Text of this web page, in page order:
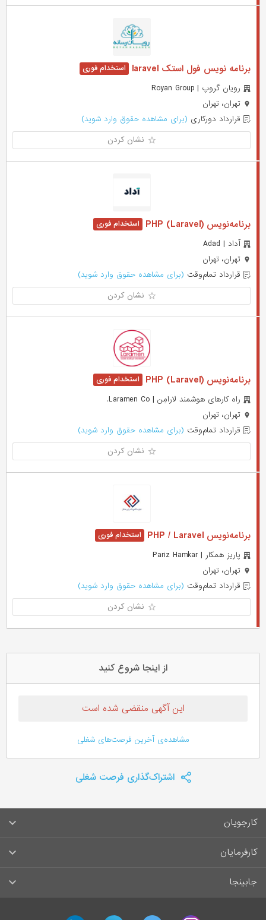
برنامه نویس فول استک laravel
رویان گروپ | Royan Group
تهران، تهران
قرارداد دورکاری (برای مشاهده حقوق وارد شوید)
نشان کردن
برنامه‌نویس (PHP (Laravel
آداد | Adad
تهران، تهران
قرارداد تمام‌وقت (برای مشاهده حقوق وارد شوید)
نشان کردن
برنامه‌نویس (PHP (Laravel
راه کارهای هوشمند لارامِن | Laramen Co.
تهران، تهران
قرارداد تمام‌وقت (برای مشاهده حقوق وارد شوید)
نشان کردن
برنامه‌نویس PHP / Laravel
پاریز همکار | Pariz Hamkar
تهران، تهران
قرارداد تمام‌وقت (برای مشاهده حقوق وارد شوید)
نشان کردن
از اینجا شروع کنید
این آگهی منقضی شده است
مشاهده‌ی آخرین فرصت‌های شغلی
اشتراک‌گذاری فرصت شغلی
کارجویان
سوالات متداول کارجویان
لیست مشاغل
کارفرمایان
راهنمای ثبت آگهی استخدام
جابینجا